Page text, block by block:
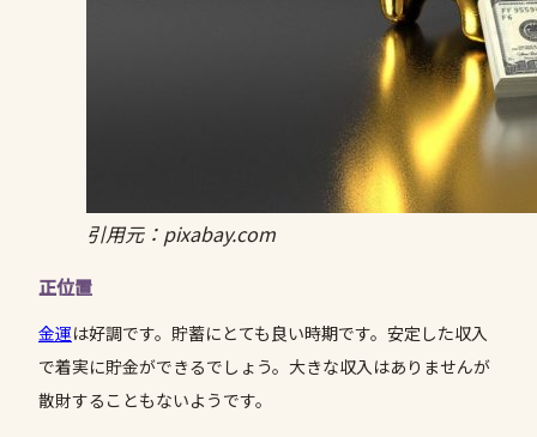
引用元：pixabay.com
正位置
金運は好調です。貯蓄にとても良い時期です。安定した収入
で着実に貯金ができるでしょう。大きな収入はありませんが
散財することもないようです。